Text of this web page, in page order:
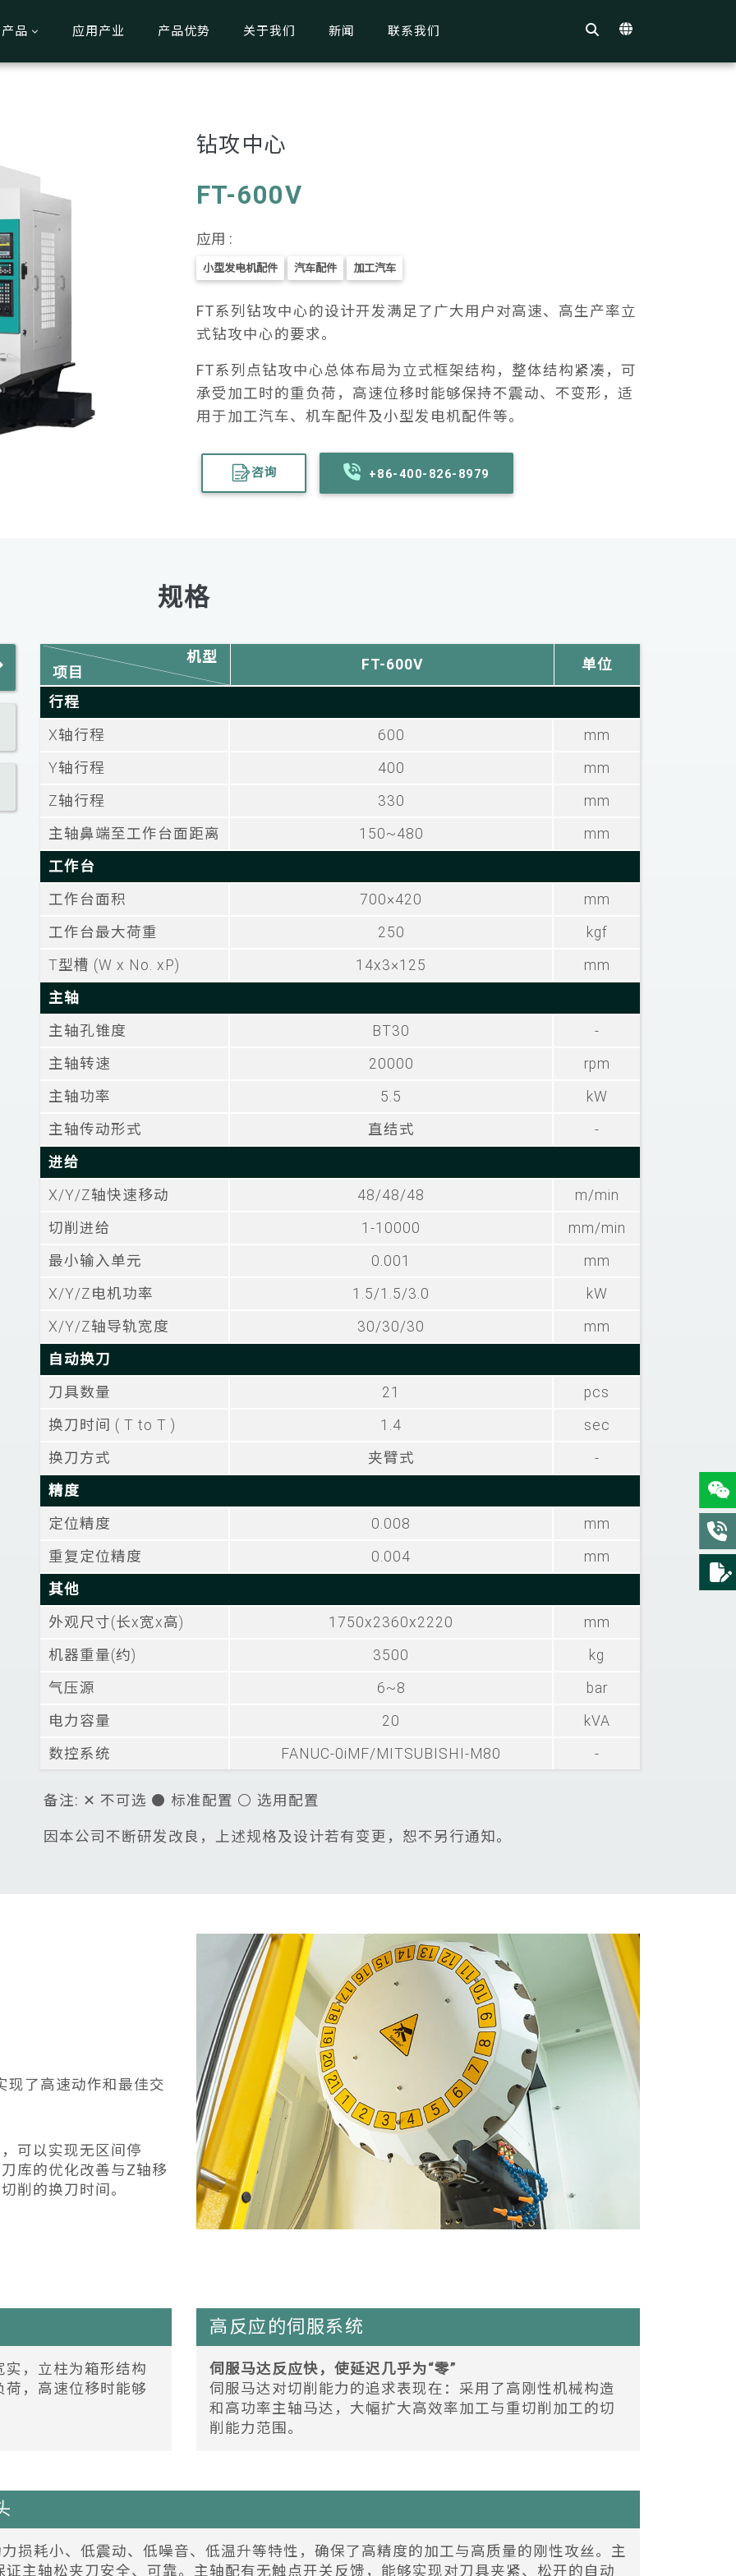
产品 应用产业 产品优势 关于我们 新闻 联系我们
钻攻中心
FT-600V
应用 :
小型发电机配件 汽车配件 加工汽车
FT系列钻攻中心的设计开发满足了广大用户对高速、高生产率立
式钻攻中心的要求。
FT系列点钻攻中心总体布局为立式框架结构，整体结构紧凑，可
承受加工时的重负荷，高速位移时能够保持不震动、不变形，适
用于加工汽车、机车配件及小型发电机配件等。
咨询 +86-400-826-8979
规格
项目
机型 FT-600V 单位
行程
X轴行程
600
mm
Y轴行程
400
mm
Z轴行程
330
mm
主轴鼻端至工作台面距离
150~480
mm
工作台
工作台面积
700×420
mm
工作台最大荷重
250
kgf
T型槽 (W x No. xP)
14x3×125
mm
主轴
主轴孔锥度
BT30
-
主轴转速
20000
rpm
主轴功率
5.5
kW
主轴传动形式
直结式
-
进给
X/Y/Z轴快速移动
48/48/48
m/min
切削进给
1-10000
mm/min
最小输入单元
0.001
mm
X/Y/Z电机功率
1.5/1.5/3.0
kW
X/Y/Z轴导轨宽度
30/30/30
mm
自动换刀
刀具数量
21
pcs
换刀时间 ( T to T )
1.4
sec
换刀方式
夹臂式
-
精度
定位精度
0.008
mm
重复定位精度
0.004
mm
其他
外观尺寸(长x宽x高)
1750x2360x2220
mm
机器重量(约)
3500
kg
气压源
6~8
bar
电力容量
20
kVA
数控系统
FANUC-0iMF/MITSUBISHI-M80 -
备注: ✕ 不可选 ⚫ 标准配置 ⚪ 选用配置
因本公司不断研发改良，上述规格及设计若有变更，恕不另行通知。
现了高速动作和最佳交
可以实现无区间停
库的优化改善与Z轴移
削的换刀时间。
，立柱为箱形结构
，高速位移时能够
高反应的伺服系统
伺服马达反应快，使延迟几乎为“零”
伺服马达对切削能力的追求表现在：采用了高刚性机械构造
和高功率主轴马达，大幅扩大高效率加工与重切削加工的切
削能力范围。
损耗小、低震动、低噪音、低温升等特性，确保了高精度的加工与高质量的刚性攻丝。主
主轴松夹刀安全、可靠。主轴配有无触点开关反馈，能够实现对刀具夹紧、松开的自动